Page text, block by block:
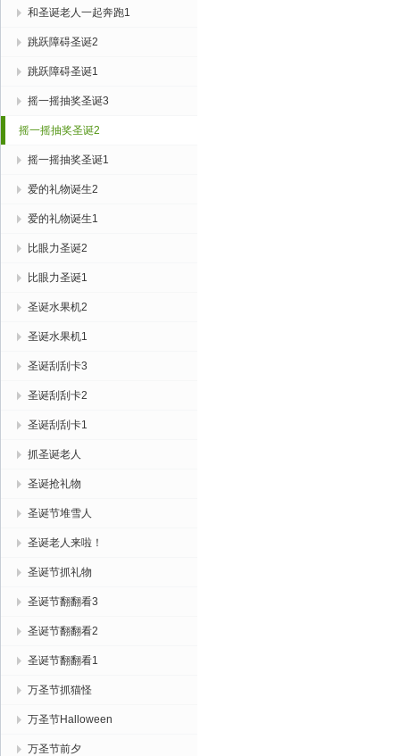
和圣诞老人一起奔跑1
跳跃障碍圣诞2
跳跃障碍圣诞1
摇一摇抽奖圣诞3
摇一摇抽奖圣诞2
摇一摇抽奖圣诞1
爱的礼物诞生2
爱的礼物诞生1
比眼力圣诞2
比眼力圣诞1
圣诞水果机2
圣诞水果机1
圣诞刮刮卡3
圣诞刮刮卡2
圣诞刮刮卡1
抓圣诞老人
圣诞抢礼物
圣诞节堆雪人
圣诞老人来啦！
圣诞节抓礼物
圣诞节翻翻看3
圣诞节翻翻看2
圣诞节翻翻看1
万圣节抓猫怪
万圣节Halloween
万圣节前夕